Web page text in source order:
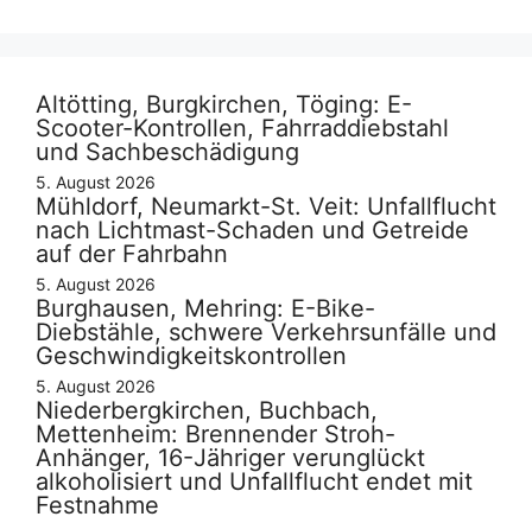
Altötting, Burgkirchen, Töging: E-
Scooter-Kontrollen, Fahrraddiebstahl
und Sachbeschädigung
5. August 2026
Mühldorf, Neumarkt-St. Veit: Unfallflucht
nach Lichtmast-Schaden und Getreide
auf der Fahrbahn
5. August 2026
Burghausen, Mehring: E-Bike-
Diebstähle, schwere Verkehrsunfälle und
Geschwindigkeitskontrollen
5. August 2026
Niederbergkirchen, Buchbach,
Mettenheim: Brennender Stroh-
Anhänger, 16-Jähriger verunglückt
alkoholisiert und Unfallflucht endet mit
Festnahme